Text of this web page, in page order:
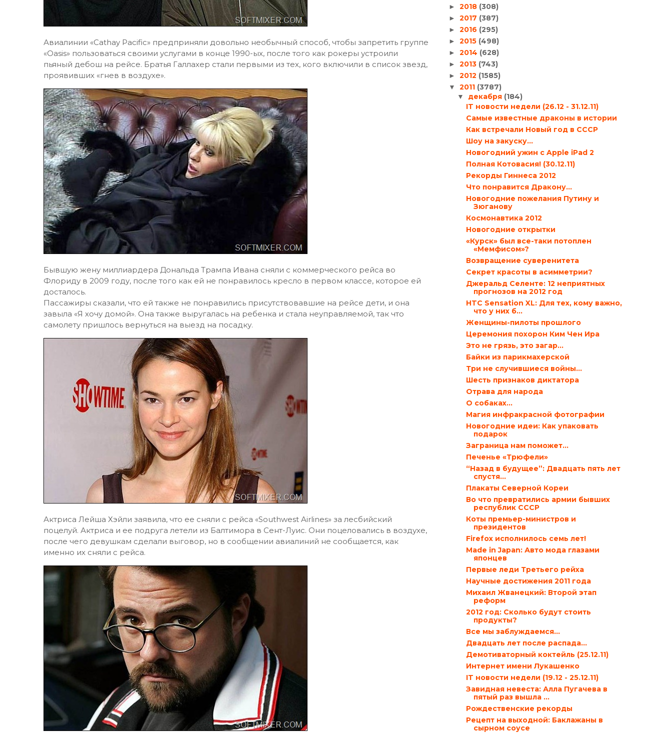
Авиалинии «Cathay Pacific» предприняли довольно необычный способ, чтобы запретить группе
«Oasis» пользоваться своими услугами в конце 1990-ых, после того как рокеры устроили
пьяный дебош на рейсе. Братья Галлахер стали первыми из тех, кого включили в список звезд,
проявивших «гнев в воздухе».
Бывшую жену миллиардера Дональда Трампа Ивана сняли с коммерческого рейса во
Флориду в 2009 году, после того как ей не понравилось кресло в первом классе, которое ей
досталось.
Пассажиры сказали, что ей также не понравились присутствовавшие на рейсе дети, и она
завыла «Я хочу домой». Она также выругалась на ребенка и стала неуправляемой, так что
самолету пришлось вернуться на выезд на посадку.
Актриса Лейша Хэйли заявила, что ее сняли с рейса «Southwest Airlines» за лесбийский
поцелуй. Актриса и ее подруга летели из Балтимора в Сент-Луис. Они поцеловались в воздухе,
после чего девушкам сделали выговор, но в сообщении авиалиний не сообщается, как
именно их сняли с рейса.
► 2018 (308)
► 2017 (387)
► 2016 (295)
► 2015 (498)
► 2014 (628)
► 2013 (743)
► 2012 (1585)
▼ 2011 (3787)
▼ декабря (184)
IT новости недели (26.12 - 31.12.11)
Самые известные драконы в истории
Как встречали Новый год в СССР
Шоу на закуску…
Новогодний ужин с Apple iPad 2
Полная Котовасия! (30.12.11)
Рекорды Гиннеса 2012
Что понравится Дракону…
Новогодние пожелания Путину и
Зюганову
Космонавтика 2012
Новогодние открытки
«Курск» был все-таки потоплен
«Мемфисом»?
Возвращение суверенитета
Секрет красоты в асимметрии?
Джеральд Селенте: 12 неприятных
прогнозов на 2012 год
HTC Sensation XL: Для тех, кому важно,
что у них б...
Женщины-пилоты прошлого
Церемония похорон Ким Чен Ира
Это не грязь, это загар…
Байки из парикмахерской
Три не случившиеся войны…
Шесть признаков диктатора
Отрава для народа
О собаках…
Магия инфракрасной фотографии
Новогодние идеи: Как упаковать
подарок
Заграница нам поможет…
Печенье «Трюфели»
“Назад в будущее”: Двадцать пять лет
спустя…
Плакаты Северной Кореи
Во что превратились армии бывших
республик СССР
Коты премьер-министров и
президентов
Firefox исполнилось семь лет!
Made in Japan: Авто мода глазами
японцев
Первые леди Третьего рейха
Научные достижения 2011 года
Михаил Жванецкий: Второй этап
реформ
2012 год: Сколько будут стоить
продукты?
Все мы заблуждаемся…
Двадцать лет после распада…
Демотиваторный коктейль (25.12.11)
Интернет имени Лукашенко
IT новости недели (19.12 - 25.12.11)
Завидная невеста: Алла Пугачева в
пятый раз вышла ...
Рождественские рекорды
Рецепт на выходной: Баклажаны в
сырном соусе